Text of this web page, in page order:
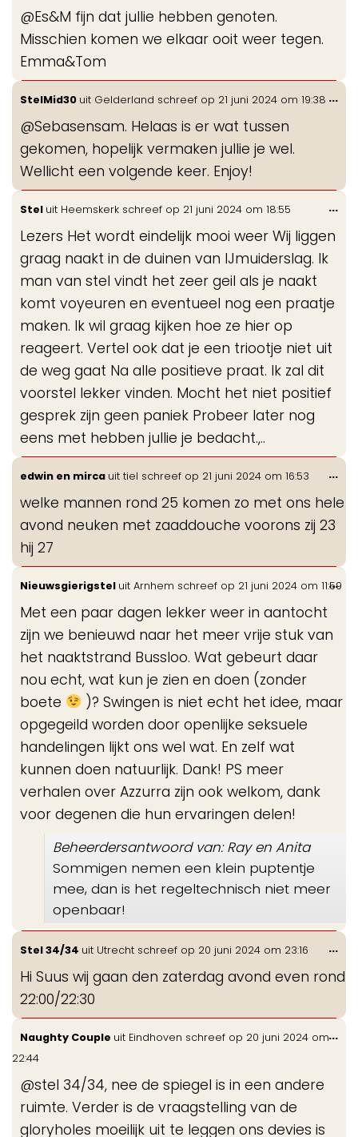
@Es&M fijn dat jullie hebben genoten.
Misschien komen we elkaar ooit weer tegen.
Emma&Tom
StelMid30 uit Gelderland schreef op 21 juni 2024 om 19:38
@Sebasensam. Helaas is er wat tussen
gekomen, hopelijk vermaken jullie je wel.
Wellicht een volgende keer. Enjoy!
...
Stel uit Heemskerk schreef op 21 juni 2024 om 18:55
Lezers Het wordt eindelijk mooi weer Wij liggen
graag naakt in de duinen van IJmuiderslag. Ik
man van stel vindt het zeer geil als je naakt
komt voyeuren en eventueel nog een praatje
maken. Ik wil graag kijken hoe ze hier op
reageert. Vertel ook dat je een triootje niet uit
de weg gaat Na alle positieve praat. Ik zal dit
voorstel lekker vinden. Mocht het niet positief
gesprek zijn geen paniek Probeer later nog
eens met hebben jullie je bedacht.,..
...
edwin en mirca uit tiel schreef op 21 juni 2024 om 16:53
welke mannen rond 25 komen zo met ons hele
avond neuken met zaaddouche voorons zij 23
hij 27
...
Nieuwsgierigstel uit Arnhem schreef op 21 juni 2024 om 11:59
Met een paar dagen lekker weer in aantocht
zijn we benieuwd naar het meer vrije stuk van
het naaktstrand Bussloo. Wat gebeurt daar
nou echt, wat kun je zien en doen (zonder
boete
)? Swingen is niet echt het idee, maar
opgegeild worden door openlijke seksuele
handelingen lijkt ons wel wat. En zelf wat
kunnen doen natuurlijk. Dank! PS meer
verhalen over Azzurra zijn ook welkom, dank
voor degenen die hun ervaringen delen!
Beheerdersantwoord van: Ray en Anita
Sommigen nemen een klein puptentje
mee, dan is het regeltechnisch niet meer
openbaar!
...
Stel 34/34 uit Utrecht schreef op 20 juni 2024 om 23:16
Hi Suus wij gaan den zaterdag avond even rond
22:00/22:30
...
Naughty Couple uit Eindhoven schreef op 20 juni 2024 om
22:44
@stel 34/34, nee de spiegel is in een andere
ruimte. Verder is de vraagstelling van de
gloryholes moeilijk uit te leggen ons devies is
...